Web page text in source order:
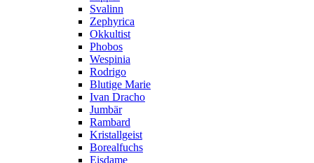
Svalinn
Zephyrica
Okkultist
Phobos
Wespinia
Rodrigo
Blutige Marie
Ivan Dracho
Jumbär
Rambard
Kristallgeist
Borealfuchs
Eisdame